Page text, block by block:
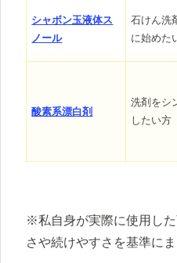
シャボン玉液体ス
ノール
石けん洗
に始めた
酸素系漂白剤
洗剤をシ
したい方
※私自身が実際に使用し
さや続けやすさを基準にま